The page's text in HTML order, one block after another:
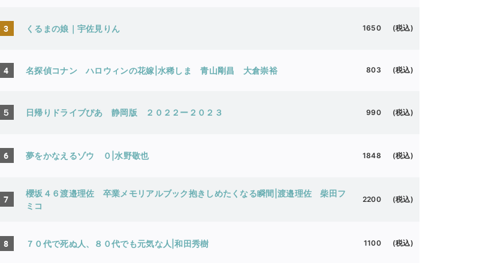
3 くるまの娘｜宇佐見りん 1650 (税込)
4 名探偵コナン ハロウィンの花嫁|水稀しま 青山剛昌 大倉崇裕 803 (税込)
５ 日帰りドライブぴあ 静岡版 ２０２２ー２０２３ 990 (税込)
6 夢をかなえるゾウ ０|水野敬也 1848 (税込)
7
櫻坂４６渡邉理佐 卒業メモリアルブック抱きしめたくなる瞬間|渡邉理佐 柴田フ
ミコ
2200 (税込)
8 ７０代で死ぬ人、８０代でも元気な人|和田秀樹 1100 (税込)